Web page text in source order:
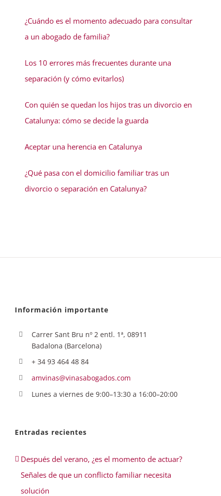
¿Cuándo es el momento adecuado para consultar
a un abogado de familia?
Los 10 errores más frecuentes durante una
separación (y cómo evitarlos)
Con quién se quedan los hijos tras un divorcio en
Catalunya: cómo se decide la guarda
Aceptar una herencia en Catalunya
¿Qué pasa con el domicilio familiar tras un
divorcio o separación en Catalunya?
Información importante
Carrer Sant Bru nº 2 entl. 1ª, 08911
Badalona (Barcelona)
+ 34 93 464 48 84
amvinas@vinasabogados.com
Lunes a viernes de 9:00–13:30 a 16:00–20:00
Entradas recientes
Después del verano, ¿es el momento de actuar?
Señales de que un conflicto familiar necesita
solución